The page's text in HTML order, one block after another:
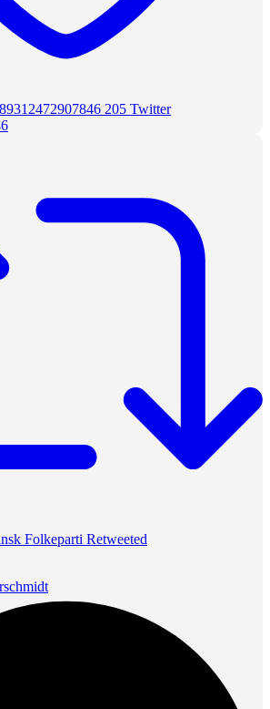
205 Twitter
Folkeparti Retweeted